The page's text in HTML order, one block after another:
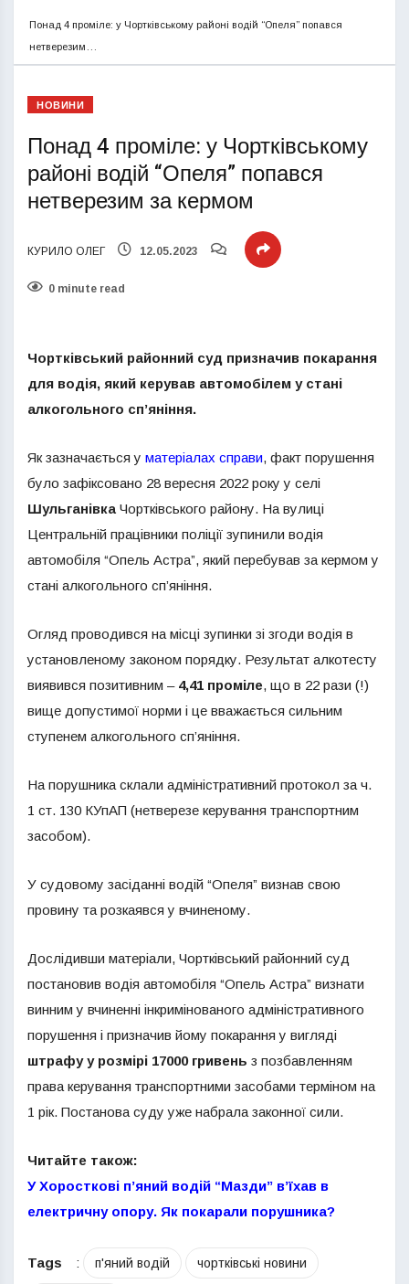
Понад 4 проміле: у Чортківському районі водій “Опеля” попався
нетверезим…
НОВИНИ
Понад 4 проміле: у Чортківському
районі водій “Опеля” попався
нетверезим за кермом
КУРИЛО ОЛЕГ 12.05.2023
0 minute read
Чортківський районний суд призначив покарання
для водія, який керував автомобілем у стані
алкогольного сп’яніння.
Як зазначається у матеріалах справи, факт порушення
було зафіксовано 28 вересня 2022 року у селі
Шульганівка Чортківського району. На вулиці
Центральній працівники поліції зупинили водія
автомобіля “Опель Астра”, який перебував за кермом у
стані алкогольного сп’яніння.
Огляд проводився на місці зупинки зі згоди водія в
установленому законом порядку. Результат алкотесту
виявився позитивним – 4,41 проміле, що в 22 рази (!)
вище допустимої норми і це вважається сильним
ступенем алкогольного сп’яніння.
На порушника склали адміністративний протокол за ч.
1 ст. 130 КУпАП (нетверезе керування транспортним
засобом).
У судовому засіданні водій “Опеля” визнав свою
провину та розкаявся у вчиненому.
Дослідивши матеріали, Чортківський районний суд
постановив водія автомобіля “Опель Астра” визнати
винним у вчиненні інкримінованого адміністративного
порушення і призначив йому покарання у вигляді
штрафу у розмірі 17000 гривень з позбавленням
права керування транспортними засобами терміном на
1 рік. Постанова суду уже набрала законної сили.
Читайте також:
У Хоросткові п’яний водій “Мазди” в’їхав в
електричну опору. Як покарали порушника?
Tags : п'яний водій чортківські новини